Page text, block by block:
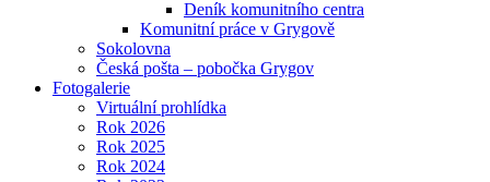
Deník komunitního centra
Komunitní práce v Grygově
Sokolovna
Česká pošta – pobočka Grygov
Fotogalerie
Virtuální prohlídka
Rok 2026
Rok 2025
Rok 2024